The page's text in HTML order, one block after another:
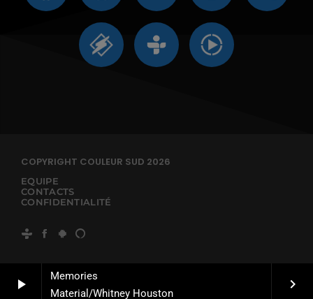
play_arrow
Memories
Material/Whitney Houston
keyboard_arrow_right
COPYRIGHT COULEUR SUD 2026
EQUIPE
CONTACTS
CONFIDENTIALITÉ